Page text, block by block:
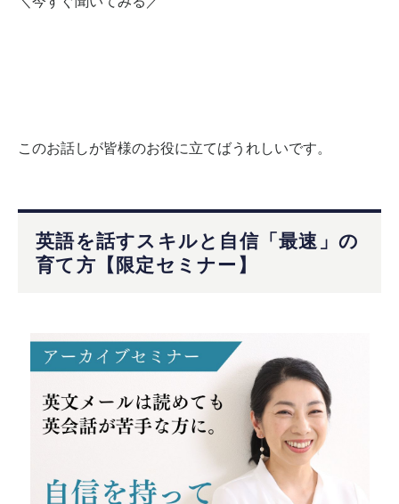
このお話しが皆様のお役に立てばうれしいです。
英語を話すスキルと自信「最速」の
育て方【限定セミナー】